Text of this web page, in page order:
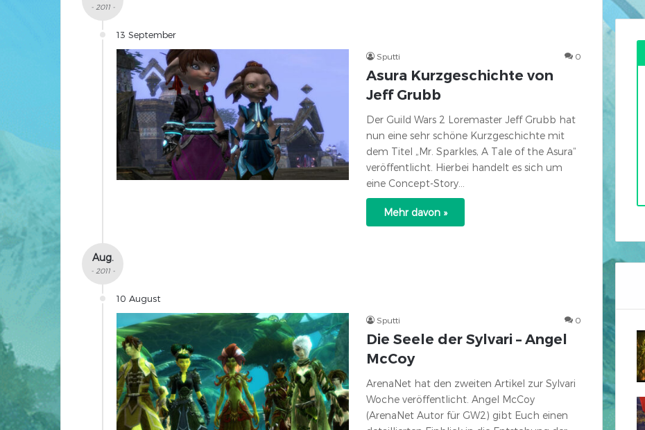
- 2011 -
13 September
Sputti 0
Asura Kurzgeschichte von
Jeff Grubb
Der Guild Wars 2 Loremaster Jeff Grubb hat
nun eine sehr schöne Kurzgeschichte mit
dem Titel „Mr. Sparkles, A Tale of the Asura“
veröffentlicht. Hierbei handelt es sich um
eine Concept-Story…
Mehr davon »
Aug.
- 2011 -
10 August
Sputti 0
Die Seele der Sylvari – Angel
McCoy
ArenaNet hat den zweiten Artikel zur Sylvari
Woche veröffentlicht. Angel McCoy
(ArenaNet Autor für GW2) gibt Euch einen